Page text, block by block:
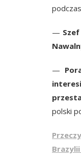
—
—
polski